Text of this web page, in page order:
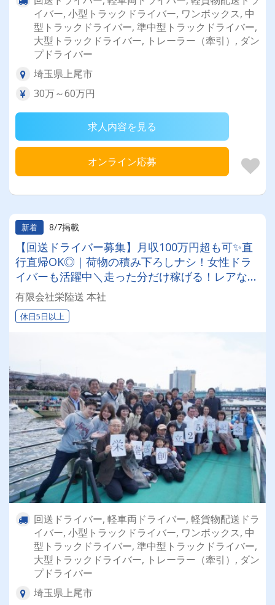
イバー, 小型トラックドライバー, ワンボックス, 中
型トラックドライバー, 準中型トラックドライバー,
大型トラックドライバー, トレーラー（牽引）, ダン
プドライバー
埼玉県上尾市
30万～60万円
求人内容を見る
オンライン応募
新着 8/7掲載
【回送ドライバー募集】月収100万円超も可✨直
行直帰OK◎｜荷物の積み下ろしナシ！女性ドラ
イバーも活躍中＼走った分だけ稼げる！レアな車
両に乗れるチャンスも☆彡／
有限会社栄陸送 本社
休日5日以上
回送ドライバー, 軽車両ドライバー, 軽貨物配送ドラ
イバー, 小型トラックドライバー, ワンボックス, 中
型トラックドライバー, 準中型トラックドライバー,
大型トラックドライバー, トレーラー（牽引）, ダン
プドライバー
埼玉県上尾市